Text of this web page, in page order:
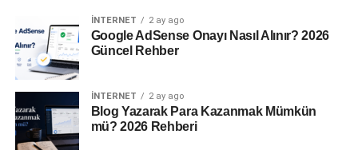
İNTERNET 2 ay ago
Google AdSense Onayı Nasıl Alınır? 2026
Güncel Rehber
İNTERNET 2 ay ago
Blog Yazarak Para Kazanmak Mümkün
mü? 2026 Rehberi